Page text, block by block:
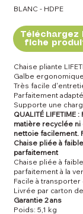
BLANC - HDPE
Téléchargez
fiche
Chaise pliante
Galbe
Très facile
Parfaitement
Supporte une
QUALITÉ
matière recyclée
nettoie facilement.
Chaise pliée à
parfaitement
Chaise pliée à
parfaitement à la
Facile à
Livrée par carton
Garantie 2 ans
Poids: 5,1 kg